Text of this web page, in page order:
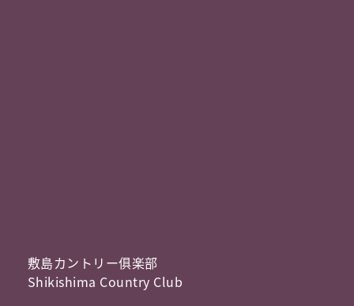
敷島カントリー俱楽部
Shikishima Country Club